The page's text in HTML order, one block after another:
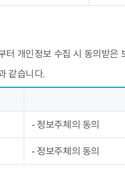
개인정보 수집 시 동의받은
같습니다.
- 정보주체의 동의
- 정보주체의 동의